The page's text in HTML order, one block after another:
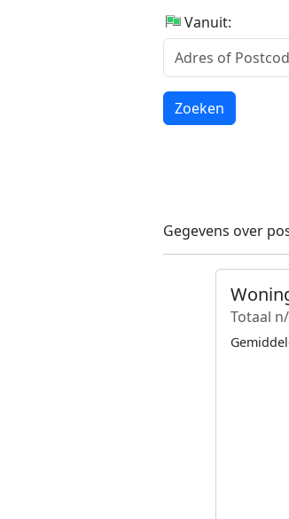
Vanuit:
Laden...
Zoeken
Gegevens over
Totaal